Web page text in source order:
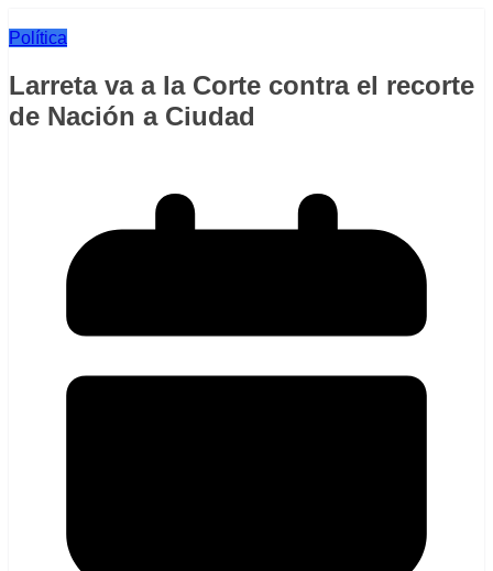
Política
Larreta va a la Corte contra el recorte
de Nación a Ciudad